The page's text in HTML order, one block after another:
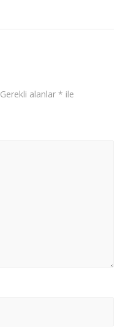
Gerekli alanlar * ile